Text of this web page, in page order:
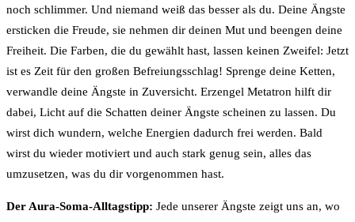
noch schlimmer. Und niemand weiß das besser als du. Deine Ängste
ersticken die Freude, sie nehmen dir deinen Mut und beengen deine
Freiheit. Die Farben, die du gewählt hast, lassen keinen Zweifel: Jetzt
ist es Zeit für den großen Befreiungsschlag! Sprenge deine Ketten,
verwandle deine Ängste in Zuversicht. Erzengel Metatron hilft dir
dabei, Licht auf die Schatten deiner Ängste scheinen zu lassen. Du
wirst dich wundern, welche Energien dadurch frei werden. Bald
wirst du wieder motiviert und auch stark genug sein, alles das
umzusetzen, was du dir vorgenommen hast.
Der Aura-Soma-Alltagstipp: Jede unserer Ängste zeigt uns an, wo